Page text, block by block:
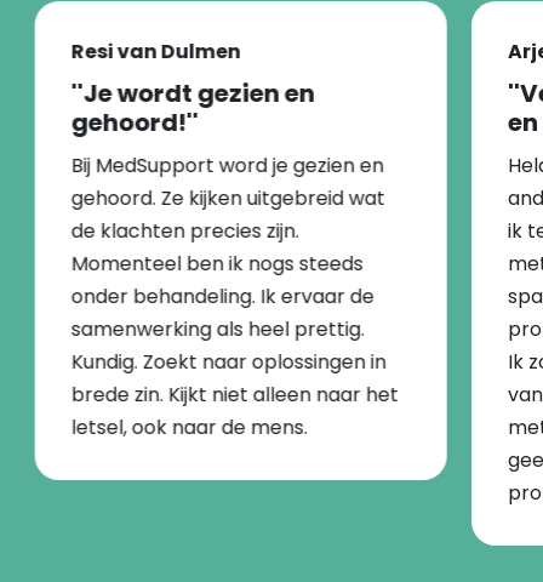
Resi van Dulmen
''Je wordt gezien en
gehoord!''
Bij MedSupport word je gezien en
gehoord. Ze kijken uitgebreid wat
de klachten precies zijn.
Momenteel ben ik nogs steeds
onder behandeling. Ik ervaar de
samenwerking als heel prettig.
Kundig. Zoekt naar oplossingen in
brede zin. Kijkt niet alleen naar het
letsel, ook naar de mens.
ik
Ik